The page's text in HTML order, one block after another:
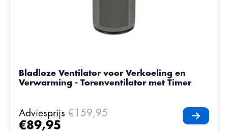
Bladloze Ventilator voor Verkoeling en
Verwarming - Torenventilator met Timer
Adviesprijs €159,95
€89,95